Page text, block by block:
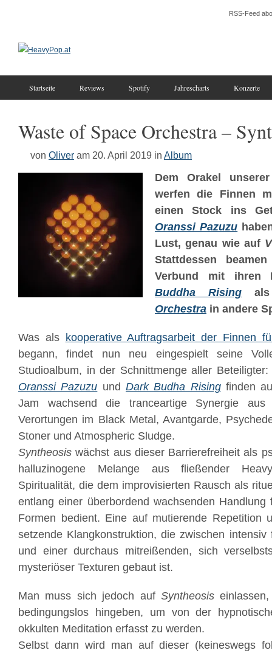
RSS-Feed
Startseite Reviews Spotify Jahrescharts Konzerte
Waste of Space Orchestra –
von Oliver am 20. April 2019 in Album
Dem Orakel
werfen die Finnen
einen Stock ins
Oranssi Pazuzu
Lust, genau wie auf
Stattdessen
Verbund mit ihren
Buddha Rising
Orchestra in andere
Was als kooperative Auftragsarbeit der Finnen
begann, findet nun neu eingespielt seine
Studioalbum, in der Schnittmenge aller
Oranssi Pazuzu undDark Budha Risingfinden
Jam wachsend die tranceartige Synergie aus
Verortungen im Black Metal, Avantgarde,
Stoner und Atmospheric Sludge.
Syntheosis wächst aus dieser Barrierefreiheit als
halluzinogene Melange aus fließender
Spiritualität, die dem improvisierten Rausch als
entlang einer überbordend wachsenden Handlung
Formen bedient. Eine auf mutierende Repetition
setzende Klangkonstruktion, die zwischen intensiv
und einer durchaus mitreißenden, sich
mysteriöser Texturen gebaut ist.
Man muss sich jedoch auf Syntheosis
bedingungslos hingeben, um von der
okkulten Meditation erfasst zu werden.
Selbst dann wird man auf dieser (keineswegs